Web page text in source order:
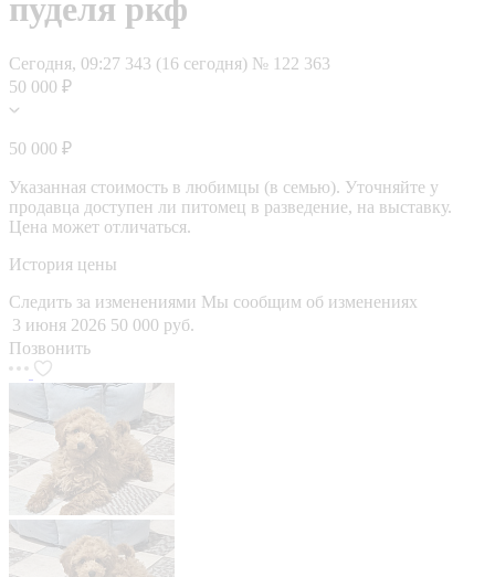
пуделя ркф
Сегодня, 09:27 343 (16 сегодня) № 122 363
50 000 ₽
50 000 ₽
Указанная стоимость в любимцы (в семью). Уточняйте у
продавца доступен ли питомец в разведение, на выставку.
Цена может отличаться.
История цены
Следить за изменениями Мы сообщим об изменениях
3 июня 2026 50 000 руб.
Позвонить